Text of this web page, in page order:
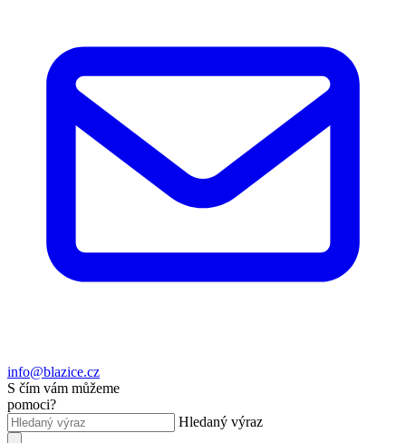
info@blazice.cz
S čím vám můžeme
pomoci?
Hledaný výraz